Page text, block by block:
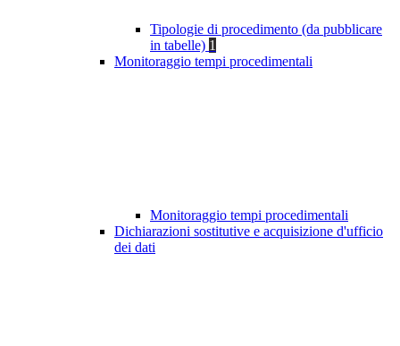
Tipologie di procedimento (da pubblicare
in tabelle) 1
Monitoraggio tempi procedimentali
Monitoraggio tempi procedimentali
Dichiarazioni sostitutive e acquisizione d'ufficio
dei dati